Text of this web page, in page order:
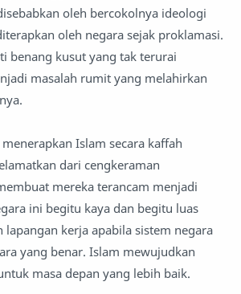
oleh bercokolnya ideologi
oleh negara sejak proklamasi.
benang kusut yang tak terurai
masalah rumit yang melahirkan
Islam secara kaffah
dari cengkeraman
mereka terancam menjadi
ini begitu kaya dan begitu luas
lapangan kerja apabila sistem negara
yang benar. Islam mewujudkan
masa depan yang lebih baik.